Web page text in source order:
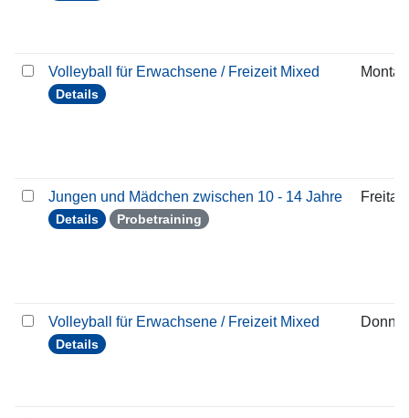
Volleyball für Erwachsene / Freizeit Mixed
Details
Montag
Jungen und Mädchen zwischen 10 - 14 Jahre
Details Probetraining
Freitag
Volleyball für Erwachsene / Freizeit Mixed
Details